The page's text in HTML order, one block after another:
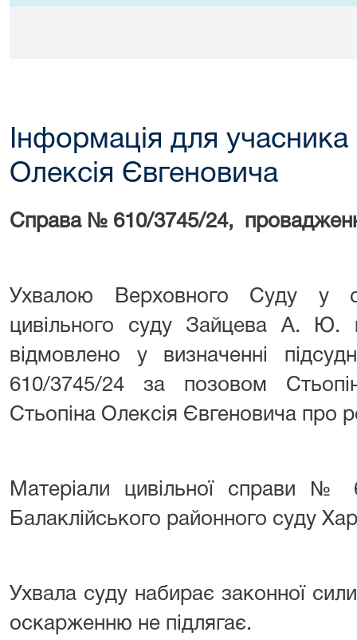
Інформація для
Олексія Євгеновича
Справа № 610/3745/24,
Ухвалою Верховного Суду у
цивільного суду Зайцева А. Ю.
відмовлено у визначенні
610/3745/24 за позовом
Стьопіна Олексія Євгеновича про
Матеріали цивільної справи №
Балаклійського районного суду
Ухвала суду набирає законної
оскарженню не підлягає.